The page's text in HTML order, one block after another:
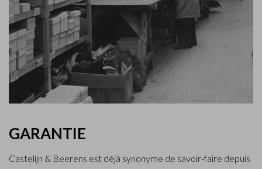
GARANTIE
Castelijn & Beerens est déjà synonyme de savoir-faire depuis